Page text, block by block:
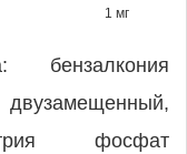
1 мг
бензалкония
фосфат